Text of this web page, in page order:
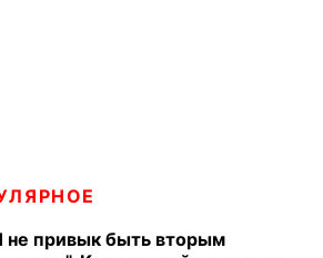
не привык быть вторым